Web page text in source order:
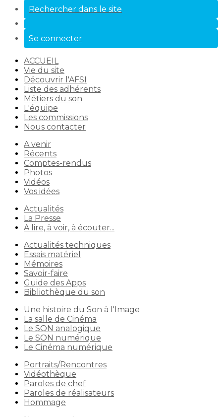
Rechercher dans le site
Se connecter
ACCUEIL
Vie du site
Découvrir l'AFSI
Liste des adhérents
Métiers du son
L'équipe
Les commissions
Nous contacter
A venir
Récents
Comptes-rendus
Photos
Vidéos
Vos idées
Actualités
La Presse
A lire, à voir, à écouter...
Actualités techniques
Essais matériel
Mémoires
Savoir-faire
Guide des Apps
Bibliothèque du son
Une histoire du Son à l'Image
La salle de Cinéma
Le SON analogique
Le SON numérique
Le Cinéma numérique
Portraits/Rencontres
Vidéothèque
Paroles de chef
Paroles de réalisateurs
Hommage